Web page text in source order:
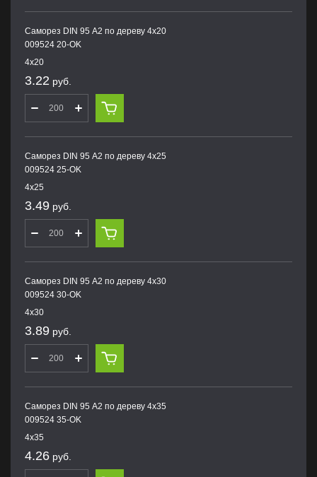
Саморез DIN 95 А2 по дереву 4х20
009524 20-OK
4х20
3.22 руб.
Саморез DIN 95 А2 по дереву 4х25
009524 25-OK
4х25
3.49 руб.
Саморез DIN 95 А2 по дереву 4х30
009524 30-OK
4х30
3.89 руб.
Саморез DIN 95 А2 по дереву 4х35
009524 35-OK
4х35
4.26 руб.